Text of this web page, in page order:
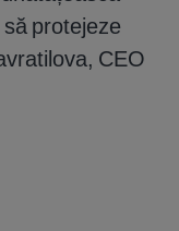
protejeze
CEO